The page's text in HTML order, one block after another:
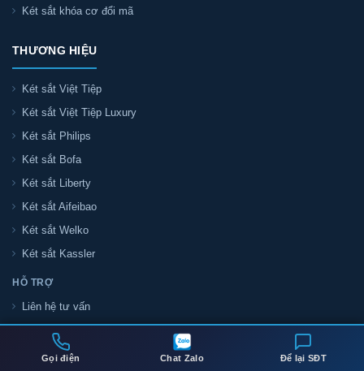
Gọi điện Chat Zalo Để lại SĐT
Két sắt khóa cơ đổi mã
THƯƠNG HIỆU
Két sắt Việt Tiệp
Két sắt Việt Tiệp Luxury
Két sắt Philips
Két sắt Bofa
Két sắt Liberty
Két sắt Aifeibao
Két sắt Welko
Két sắt Kassler
HỖ TRỢ
Liên hệ tư vấn
Đại lý két sắt toàn quốc
Tin tức két sắt